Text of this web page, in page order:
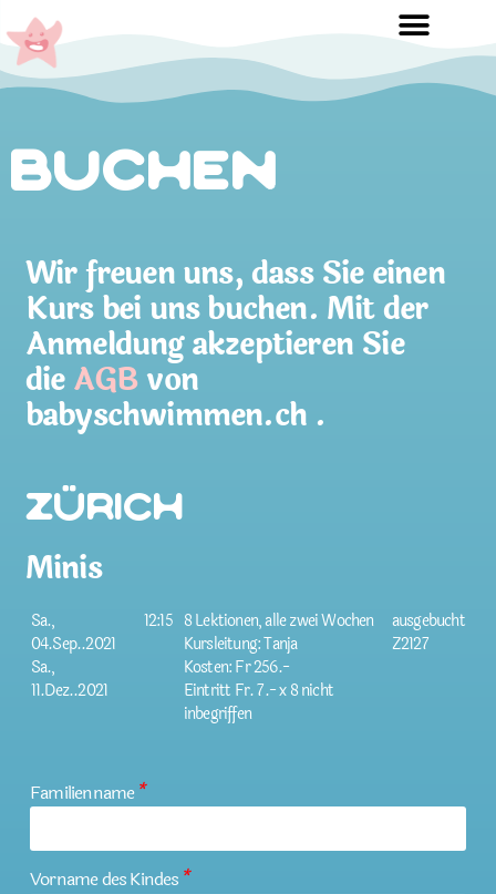
Buchen
Wir freuen uns, dass Sie einen
Kurs bei uns buchen. Mit der
Anmeldung akzeptieren Sie
dieAGBvon
babyschwimmen.ch .
Zürich
Minis
Sa.,
04.Sep..2021
Sa.,
11.Dez..2021
12:15 8 Lektionen, alle zwei Wochen
Kursleitung: Tanja
Kosten: Fr 256.-
Eintritt Fr. 7.- x 8 nicht
inbegriffen
ausgebucht
Z2127
Familienname*
Vorname des Kindes *